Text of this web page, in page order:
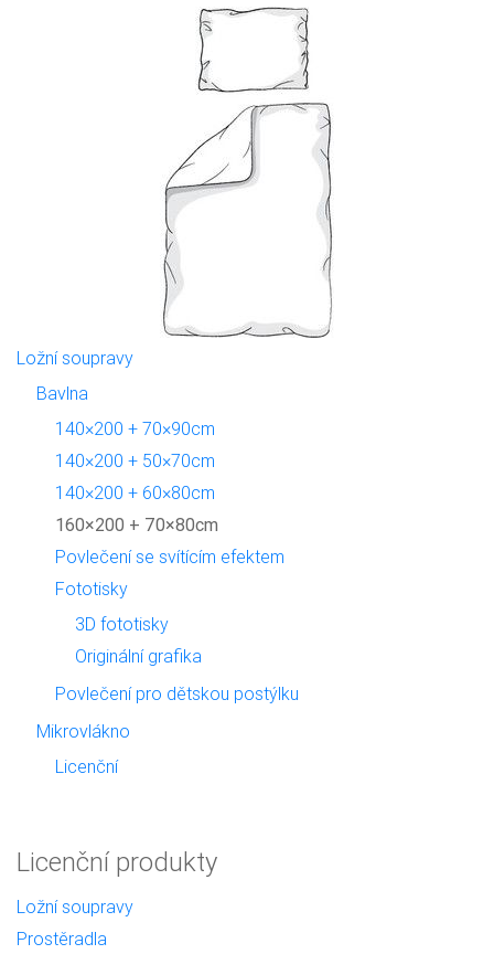
Ložní soupravy
Bavlna
140×200 + 70×90cm
140×200 + 50×70cm
140×200 + 60×80cm
160×200 + 70×80cm
Povlečení se svítícím efektem
Fototisky
3D fototisky
Originální grafika
Povlečení pro dětskou postýlku
Mikrovlákno
Licenční
Licenční produkty
Ložní soupravy
Prostěradla